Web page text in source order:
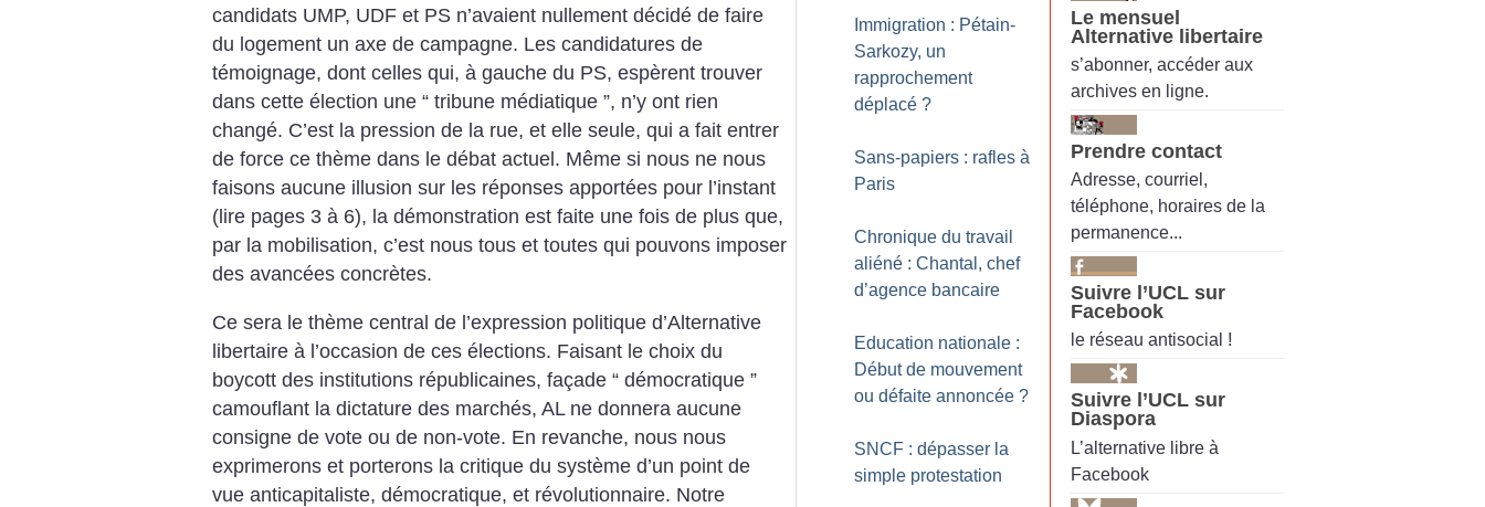
candidats UMP, UDF et PS n’avaient nullement décidé de faire
du logement un axe de campagne. Les candidatures de
témoignage, dont celles qui, à gauche du PS, espèrent trouver
dans cette élection une “ tribune médiatique ”, n’y ont rien
changé. C’est la pression de la rue, et elle seule, qui a fait entrer
de force ce thème dans le débat actuel. Même si nous ne nous
faisons aucune illusion sur les réponses apportées pour l’instant
(lire pages 3 à 6), la démonstration est faite une fois de plus que,
par la mobilisation, c’est nous tous et toutes qui pouvons imposer
des avancées concrètes.
Ce sera le thème central de l’expression politique d’Alternative
libertaire à l’occasion de ces élections. Faisant le choix du
boycott des institutions républicaines, façade “ démocratique ”
camouflant la dictature des marchés, AL ne donnera aucune
consigne de vote ou de non-vote. En revanche, nous nous
exprimerons et porterons la critique du système d’un point de
vue anticapitaliste, démocratique, et révolutionnaire. Notre
Immigration : Pétain-
Sarkozy, un
rapprochement
déplacé ?
Sans-papiers : rafles à
Paris
Chronique du travail
aliéné : Chantal, chef
d’agence bancaire
Education nationale :
Début de mouvement
ou défaite annoncée ?
SNCF : dépasser la
simple protestation
Le mensuel
Alternative libertaire
s’abonner, accéder aux
archives en ligne.
Prendre contact
Adresse, courriel,
téléphone, horaires de la
permanence...
Suivre l’UCL sur
Facebook
le réseau antisocial !
Suivre l’UCL sur
Diaspora
L’alternative libre à
Facebook